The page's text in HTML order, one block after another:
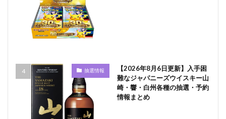
抽選情報
【2026年8月6日更新】入手困
難なジャパニーズウイスキー山
崎・響・白州各種の抽選・予約
情報まとめ